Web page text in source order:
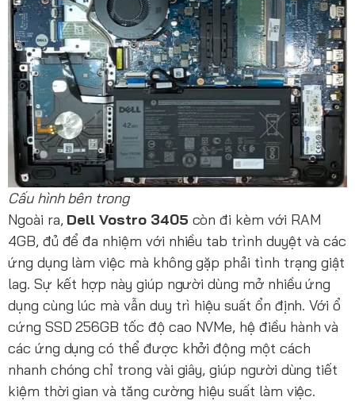
Cấu hình bên trong
Ngoài ra, Dell Vostro 3405 còn đi kèm với RAM
4GB, đủ để đa nhiệm với nhiều tab trình duyệt và các
ứng dụng làm việc mà không gặp phải tình trạng giật
lag. Sự kết hợp này giúp người dùng mở nhiều ứng
dụng cùng lúc mà vẫn duy trì hiệu suất ổn định. Với ổ
cứng SSD 256GB tốc độ cao NVMe, hệ điều hành và
các ứng dụng có thể được khởi động một cách
nhanh chóng chỉ trong vài giây, giúp người dùng tiết
kiệm thời gian và tăng cường hiệu suất làm việc.